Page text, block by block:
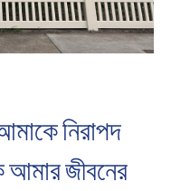
নিরাপদ
আমার জীবনের